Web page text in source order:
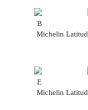
B
Michelin
E
Michelin